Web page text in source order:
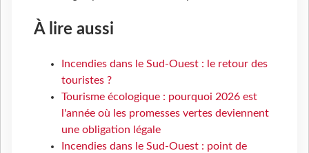
À lire aussi
Incendies dans le Sud-Ouest : le retour des
touristes ?
Tourisme écologique : pourquoi 2026 est
l'année où les promesses vertes deviennent
une obligation légale
Incendies dans le Sud-Ouest : point de